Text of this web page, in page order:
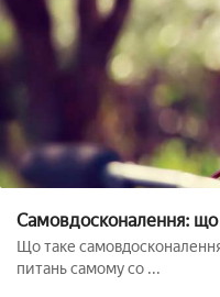
Самовдосконалення: що
Що таке
питань самому со ...